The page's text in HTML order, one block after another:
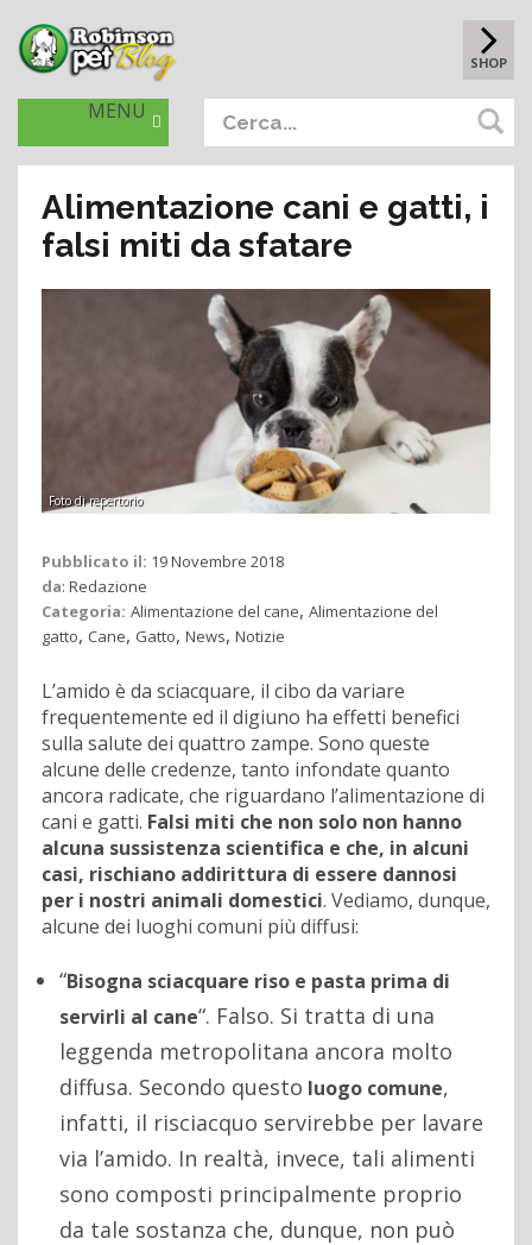
SHOP
MENU
Alimentazione cani e gatti, i
falsi miti da sfatare
Foto di repertorio
Pubblicato il: 19 Novembre 2018
da: Redazione
Categoria: Alimentazione del cane, Alimentazione del
gatto, Cane, Gatto, News, Notizie
L’amido è da sciacquare, il cibo da variare
frequentemente ed il digiuno ha effetti benefici
sulla salute dei quattro zampe. Sono queste
alcune delle credenze, tanto infondate quanto
ancora radicate, che riguardano l’alimentazione di
cani e gatti. Falsi miti che non solo non hanno
alcuna sussistenza scientifica e che, in alcuni
casi, rischiano addirittura di essere dannosi
per i nostri animali domestici. Vediamo, dunque,
alcune dei luoghi comuni più diffusi:
“Bisogna sciacquare riso e pasta prima di
servirli al cane“. Falso. Si tratta di una
leggenda metropolitana ancora molto
diffusa. Secondo questo luogo comune,
infatti, il risciacquo servirebbe per lavare
via l’amido. In realtà, invece, tali alimenti
sono composti principalmente proprio
da tale sostanza che, dunque, non può